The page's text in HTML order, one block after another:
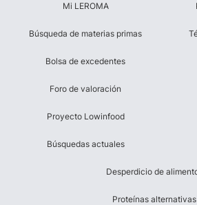
Mi LEROMA
Búsqueda de materias primas
Bolsa de excedentes
Foro de valoración
Proyecto Lowinfood
Búsquedas actuales
Desperdicio de
Proteínas alternativas